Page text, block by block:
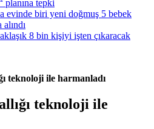
planına tepki
evinde biri yeni doğmuş 5 bebek
8 bin kişiyi işten çıkaracak
teknoloji ile harmanladı
teknoloji ile